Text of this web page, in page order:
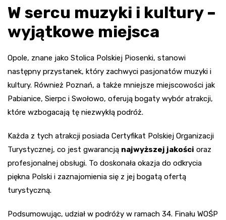
W sercu muzyki i kultury –
wyjątkowe miejsca
Opole, znane jako Stolica Polskiej Piosenki, stanowi
następny przystanek, który zachwyci pasjonatów muzyki i
kultury. Również Poznań, a także mniejsze miejscowości jak
Pabianice, Sierpc i Swołowo, oferują bogaty wybór atrakcji,
które wzbogacają tę niezwykłą podróż.
Każda z tych atrakcji posiada Certyfikat Polskiej Organizacji
Turystycznej, co jest gwarancją najwyższej jakości oraz
profesjonalnej obsługi. To doskonała okazja do odkrycia
piękna Polski i zaznajomienia się z jej bogatą ofertą
turystyczną.
Podsumowując, udział w podróży w ramach 34. Finału WOŚP